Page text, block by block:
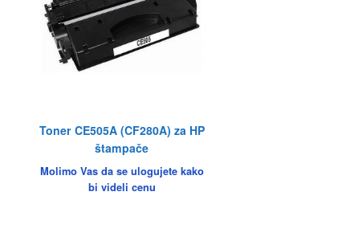
Toner CE505A (CF280A) za HP
štampače
Molimo Vas da se ulogujete kako
bi videli cenu